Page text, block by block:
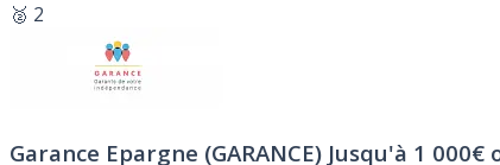
🥈 2
Garance Epargne (GARANCE) Jusqu'à 1